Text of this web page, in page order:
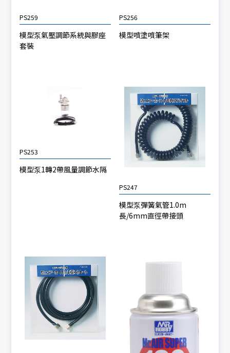
PS259
模型泵氣壓調節系統與膠座
套裝
PS256
模型噴塗噴筆架
PS253
模型泵1轉2帶風量調節水隔
PS247
模型泵彈簧氣管1.0m
長/6mm直徑帶接頭